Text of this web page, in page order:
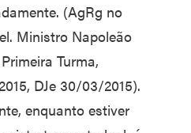
(AgRg no
Ministro Napoleão
Turma,
DJe 30/03/2015).
enquanto estiver